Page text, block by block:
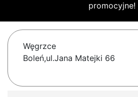
promocyjne!
Węgrzce
Boleń,ul.Jana Matejki 66